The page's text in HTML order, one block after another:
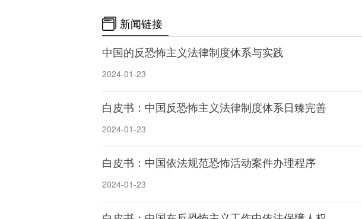
新闻链接
中国的反恐怖主义法律制度体系与实践
2024-01-23
白皮书：中国反恐怖主义法律制度体系日臻完善
2024-01-23
白皮书：中国依法规范恐怖活动案件办理程序
2024-01-23